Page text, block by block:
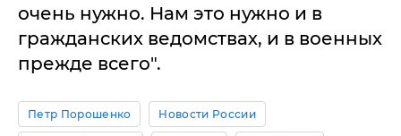
очень нужно. Нам это нужно и в
гражданских ведомствах, и в военных
прежде всего".
Петр Порошенко Новости России